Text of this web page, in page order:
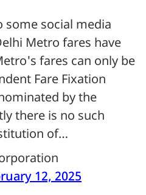
some social media
Metro fares have
fares can only be
Fare Fixation
by the
there is no such
of…
12, 2025